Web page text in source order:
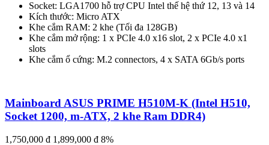
Socket: LGA1700 hỗ trợ CPU Intel thế hệ thứ 12, 13 và 14
Kích thước: Micro ATX
Khe cắm RAM: 2 khe (Tối đa 128GB)
Khe cắm mở rộng: 1 x PCIe 4.0 x16 slot, 2 x PCIe 4.0 x1
slots
Khe cắm ổ cứng: M.2 connectors, 4 x SATA 6Gb/s ports
Mainboard ASUS PRIME H510M-K (Intel H510,
Socket 1200, m-ATX, 2 khe Ram DDR4)
1,750,000 đ 1,899,000 đ 8%